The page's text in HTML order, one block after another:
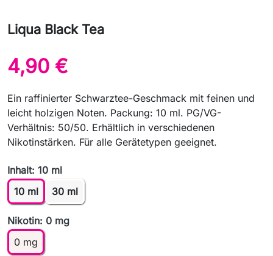
Liqua Black Tea
4,90 €
Ein raffinierter Schwarztee-Geschmack mit feinen und
leicht holzigen Noten. Packung: 10 ml. PG/VG-
Verhältnis: 50/50. Erhältlich in verschiedenen
Nikotinstärken. Für alle Gerätetypen geeignet.
Inhalt: 10 ml
10 ml
30 ml
Nikotin: 0 mg
0 mg